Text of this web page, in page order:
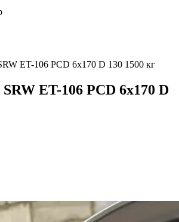
ET-106 PCD 6x170 D 130 1500 кг
ET-106 PCD 6x170 D